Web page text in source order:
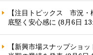
【注目トピックス 市況・
底堅く安心感に (8月6日
【新興市場スナップショ